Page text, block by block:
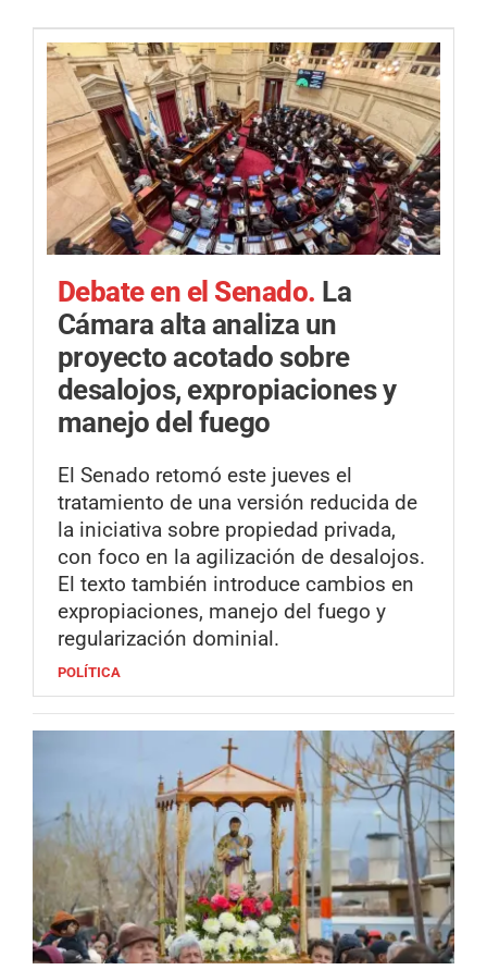
Debate en el Senado. La
Cámara alta analiza un
proyecto acotado sobre
desalojos, expropiaciones y
manejo del fuego
El Senado retomó este jueves el
tratamiento de una versión reducida de
la iniciativa sobre propiedad privada,
con foco en la agilización de desalojos.
El texto también introduce cambios en
expropiaciones, manejo del fuego y
regularización dominial.
POLÍTICA